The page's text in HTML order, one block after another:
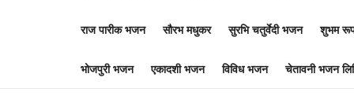
राज पारीक भजन सौरभ मधुकर सुरभि चतुर्वेदी भजन शुभम
भोजपुरी भजन एकादशी भजन विविध भजन चेतावनी भजन